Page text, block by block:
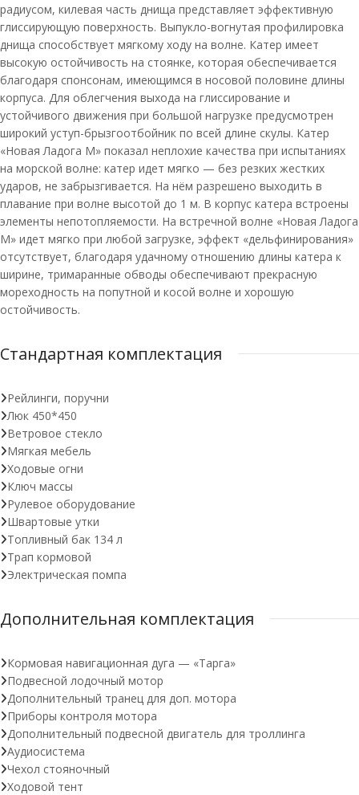
радиусом, килевая часть днища представляет эффективную
глиссирующую поверхность. Выпукло-вогнутая профилировка
днища способствует мягкому ходу на волне. Катер имеет
высокую остойчивость на стоянке, которая обеспечивается
благодаря спонсонам, имеющимся в носовой половине длины
корпуса. Для облегчения выхода на глиссирование и
устойчивого движения при большой нагрузке предусмотрен
широкий уступ-брызгоотбойник по всей длине скулы. Катер
«Новая Ладога М» показал неплохие качества при испытаниях
на морской волне: катер идет мягко — без резких жестких
ударов, не забрызгивается. На нём разрешено выходить в
плавание при волне высотой до 1 м. В корпус катера встроены
элементы непотопляемости. На встречной волне «Новая Ладога
М» идет мягко при любой загрузке, эффект «дельфинирования»
отсутствует, благодаря удачному отношению длины катера к
ширине, тримаранные обводы обеспечивают прекрасную
мореходность на попутной и косой волне и хорошую
остойчивость.
Стандартная комплектация
Рейлинги, поручни
Люк 450*450
Ветровое стекло
Мягкая мебель
Ходовые огни
Ключ массы
Рулевое оборудование
Швартовые утки
Топливный бак 134 л
Трап кормовой
Электрическая помпа
Дополнительная комплектация
Кормовая навигационная дуга — «Тарга»
Подвесной лодочный мотор
Дополнительный транец для доп. мотора
Приборы контроля мотора
Дополнительный подвесной двигатель для троллинга
Аудиосистема
Чехол стояночный
Ходовой тент